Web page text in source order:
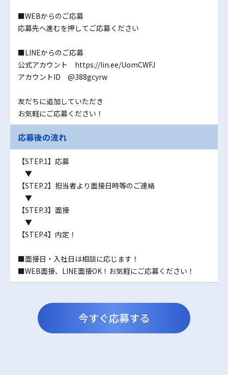
■WEBからのご応募
応募先へ進むを押してご応募ください
■LINEからのご応募
公式アカウント https://lin.ee/UomCWFJ
アカウントID @388gcyrw
友だちに追加していただき
お気軽にご応募ください！
応募後の流れ
【STEP.1】応募
▼
【STEP.2】担当者より面接日時等のご連絡
▼
【STEP.3】面接
▼
【STEP.4】内定！
■面接日・入社日は相談に応じます！
■WEB面接、LINE面接OK！お気軽にご応募ください！
今すぐ応募する